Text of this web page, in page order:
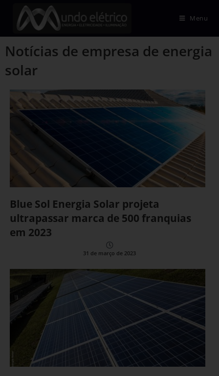
Menu
Notícias de empresa de energia
solar
Blue Sol Energia Solar projeta
ultrapassar marca de 500 franquias
em 2023
31 de março de 2023